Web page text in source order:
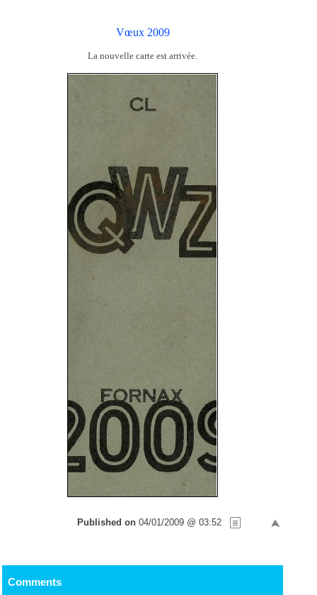
Vœux 2009
La nouvelle carte est arrivée.
Published on 04/01/2009 @ 03:52
Comments